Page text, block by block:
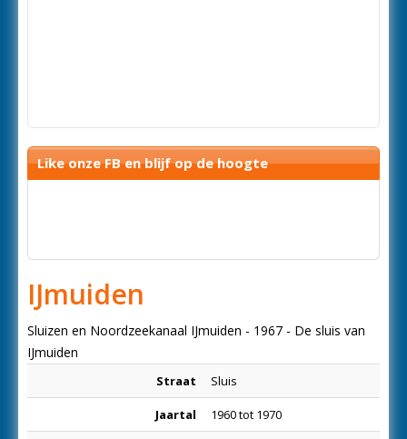
Like onze FB en blijf op de hoogte
IJmuiden
Sluizen en Noordzeekanaal IJmuiden - 1967 - De sluis van
IJmuiden
Straat Sluis
Jaartal 1960 tot 1970